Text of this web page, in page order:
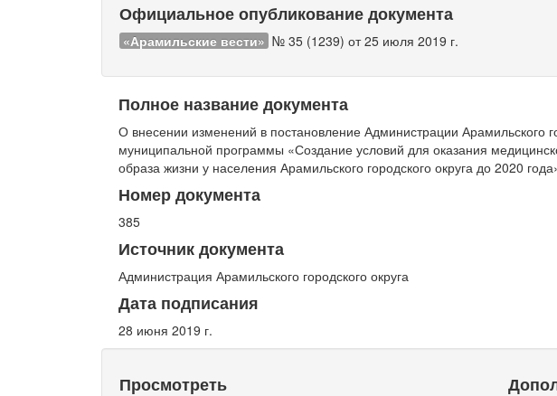
Официальное опубликование документа
«Арамильские вести» № 35 (1239) от 25 июля 2019 г.
Полное название документа
О внесении изменений в постановление Администрации Арамильского
муниципальной программы «Создание условий для оказания
образа жизни у населения Арамильского городского округа до 2020
Номер документа
385
Источник документа
Администрация Арамильского городского округа
Дата подписания
28 июня 2019 г.
Просмотреть